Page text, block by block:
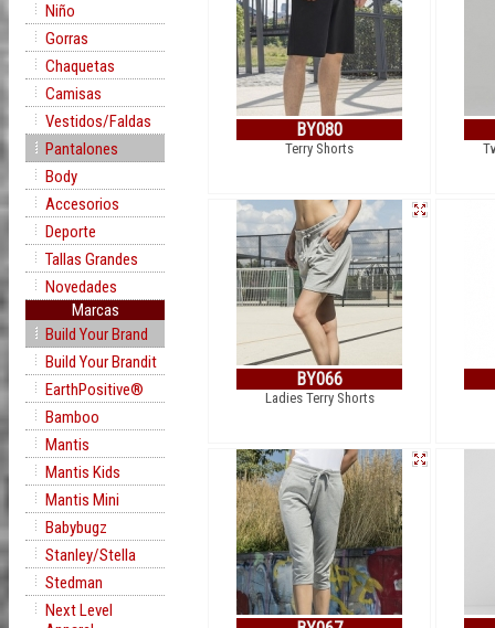
Niño
Gorras
Chaquetas
Camisas
Vestidos/Faldas
Pantalones
Body
Accesorios
Deporte
Tallas Grandes
Novedades
Marcas
Build Your Brand
Build Your Brandit
EarthPositive®
Bamboo
Mantis
Mantis Kids
Mantis Mini
Babybugz
Stanley/Stella
Stedman
Next Level
BY080
Terry Shorts
BY066
Ladies Terry Shorts